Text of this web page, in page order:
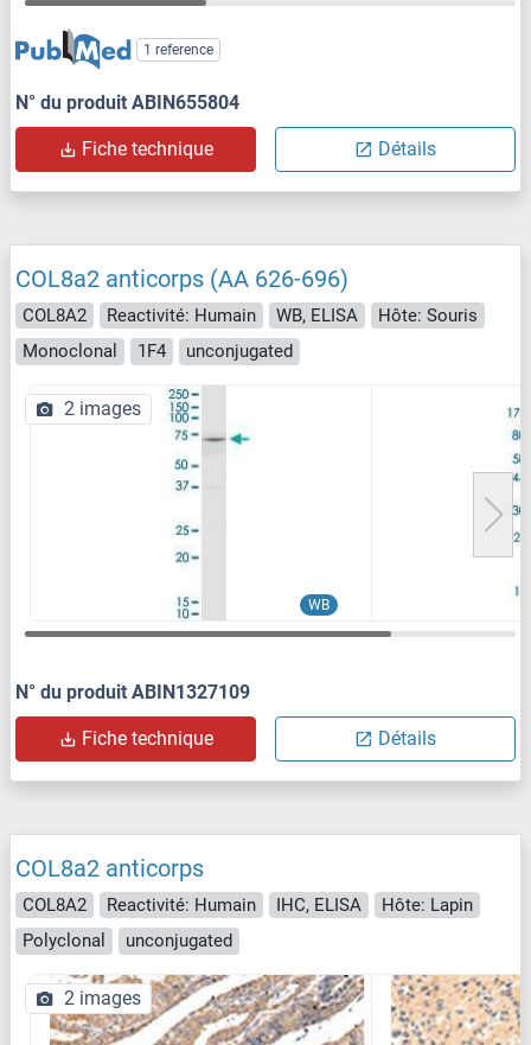
1 reference
N° du produit ABIN655804
Fiche technique Détails
COL8a2 anticorps (AA 626-696)
COL8A2 Reactivité: Humain WB, ELISA
Hôte: Souris
Monoclonal
1F4 unconjugated
WB
2 images
N° du produit ABIN1327109
Fiche technique Détails
COL8a2 anticorps
COL8A2 Reactivité: Humain IHC, ELISA
Hôte: Lapin
Polyclonal
unconjugated
2 images